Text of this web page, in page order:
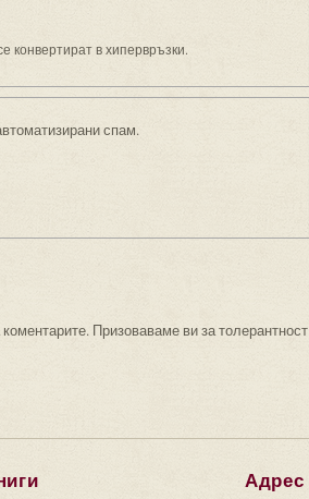
конвертират в хипервръзки.
спам.
Призоваваме ви за толерантност
Адрес